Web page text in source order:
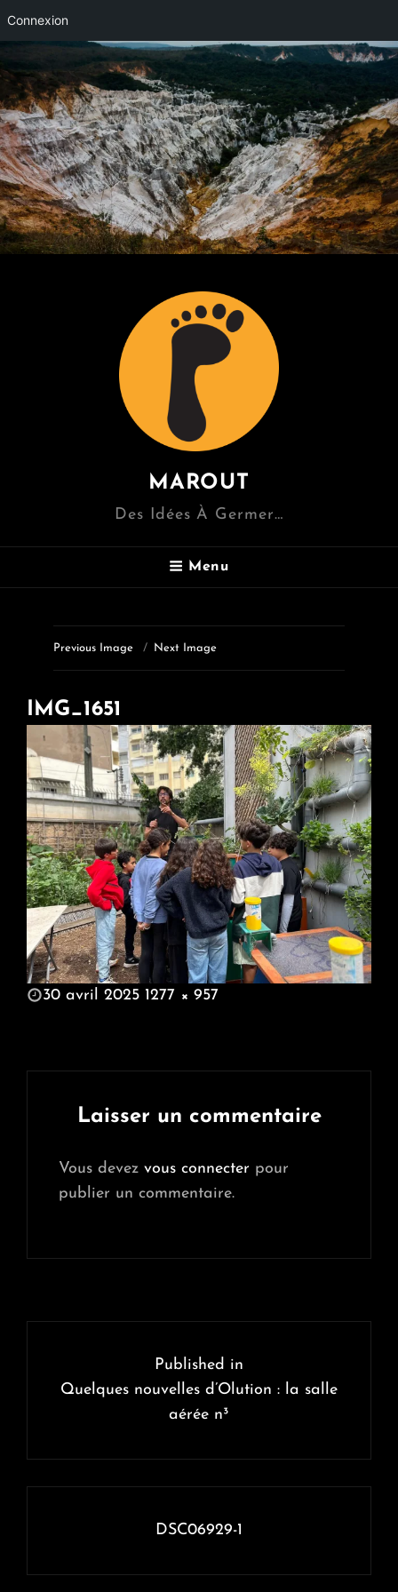
Connexion
MAROUT
Des Idées À Germer…
Menu
Previous Image Next Image
IMG_1651
POSTED
30 avril 2025 1277 × 957
Laisser un commentaire
Vous devez vous connecter pour
publier un commentaire.
l’article
Published in
Quelques nouvelles d’Olution : la salle
aérée n³
DSC06929-1